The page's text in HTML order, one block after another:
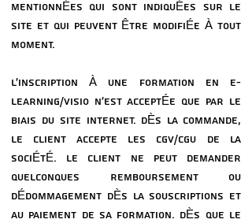
MENTIONNÉES QUI SONT INDIQUÉES SUR LE
SITE ET QUI PEUVENT ÊTRE MODIFIÉE À TOUT
MOMENT.
L’INSCRIPTION À UNE FORMATION EN E-
LEARNING/VISIO N’EST ACCEPTÉE QUE PAR LE
BIAIS DU SITE INTERNET. DÈS LA COMMANDE,
LE CLIENT ACCEPTE LES CGV/CGU DE LA
SOCIÉTÉ. LE CLIENT NE PEUT DEMANDER
QUELCONQUES REMBOURSEMENT OU
DÉDOMMAGEMENT DÈS LA SOUSCRIPTIONS ET
AU PAIEMENT DE SA FORMATION. DÈS QUE LE